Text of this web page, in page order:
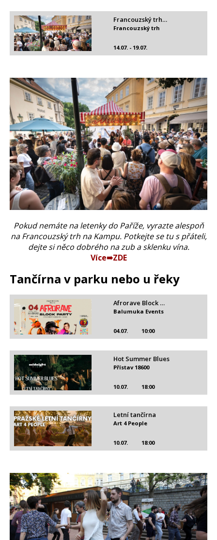
Francouzský trh…
14.07. - 19.07.
Francouzský trh
Pokud nemáte na letenky do Paříže, vyrazte alespoň
na Francouzský trh na Kampu. Potkejte se tu s přáteli,
dejte si něco dobrého na zub a sklenku vína.
Více➠ZDE
Tančírna v parku nebo u řeky
Afrorave Block …
04.07. 10:00
Balumuka Events
Hot Summer Blues
10.07. 18:00
Přístav 18600
Letní tančírna
10.07. 18:00
Art 4 People